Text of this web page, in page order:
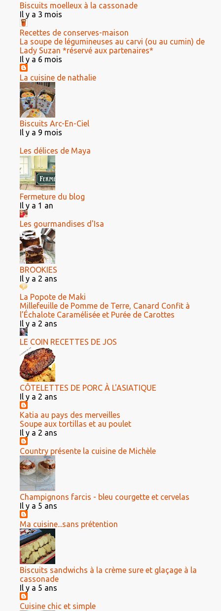
Biscuits moelleux à la cassonade
Il y a 3 mois
Recettes de conserves-maison
La soupe de légumineuses au carvi (ou au cumin) de
Lady Suzan *réservé aux partenaires*
Il y a 6 mois
La cuisine de nathalie
Biscuits Arc-En-Ciel
Il y a 9 mois
Les délices de Maya
Fermeture du blog
Il y a 1 an
Les gourmandises d'Isa
BROOKIES
Il y a 2 ans
La Popote de Maki
Millefeuille de Pomme de Terre, Canard Confit à
l’Échalote Caramélisée et Purée de Carottes
Il y a 2 ans
LE COIN RECETTES DE JOS
CÔTELETTES DE PORC À L'ASIATIQUE
Il y a 2 ans
Katia au pays des merveilles
Soupe aux tortillas et au poulet
Il y a 2 ans
Country présente la cuisine de Michèle
Champignons farcis - bleu courgette et cervelas
Il y a 5 ans
Ma cuisine...sans prétention
Biscuits sandwichs à la crème sure et glaçage à la
cassonade
Il y a 5 ans
Cuisine chic et simple